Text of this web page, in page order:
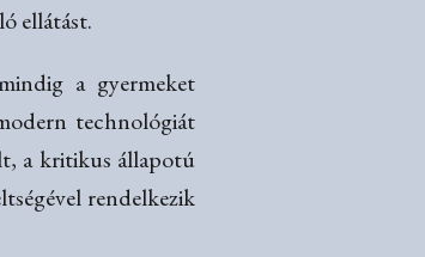
ellátást.
a gyermeket
technológiát
a kritikus állapotú
rendelkezik